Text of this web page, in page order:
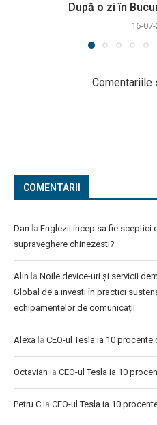
După o zi în
16-
Comentariile
COMENTARII
Dan la Englezii incep sa fie sceptici
supraveghere chinezesti?
Alin la Noile device-uri și servicii
Global de a investi în practici
echipamentelor de comunicații
Alexa la CEO-ul Tesla ia 10 procente
Octavian la CEO-ul Tesla ia 10
Petru C la CEO-ul Tesla ia 10